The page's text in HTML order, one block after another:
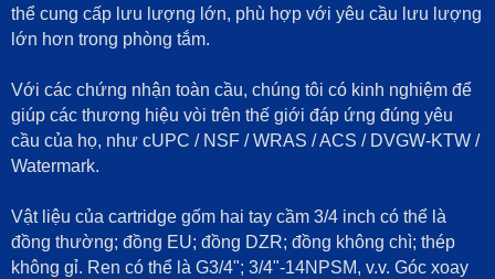
thể cung cấp lưu lượng lớn, phù hợp với yêu cầu lưu lượng
lớn hơn trong phòng tắm.
Với các chứng nhận toàn cầu, chúng tôi có kinh nghiệm để
giúp các thương hiệu vòi trên thế giới đáp ứng đúng yêu
cầu của họ, như cUPC / NSF / WRAS / ACS / DVGW-KTW /
Watermark.
Vật liệu của cartridge gốm hai tay cầm 3/4 inch có thể là
đồng thường; đồng EU; đồng DZR; đồng không chì; thép
không gỉ. Ren có thể là G3/4"; 3/4"-14NPSM, v.v. Góc xoay